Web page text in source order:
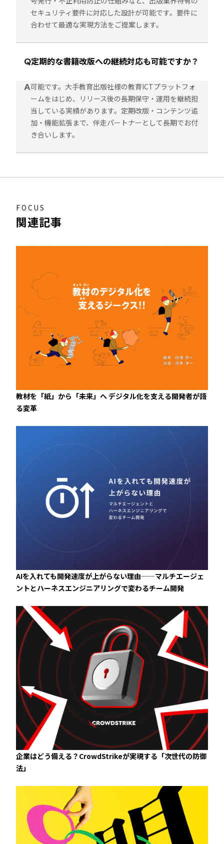
セキュリティ要件に対応した設計が可能です。要件に
合わせて最適な実現方法をご提案します。
Q定期的な書籍改版への継続対応も可能ですか？
A可能です。大手教育出版社様の教育ICTプラットフォ
ームをはじめ、リリース後の長期保守・運用を継続担
当している実績があります。定期改版・コンテンツ追
加・機能拡張まで、伴走パートナーとして長期でお付
き合いします。
FOCUS
関連記事
教材を「紙」から「未来」へ デジタル化を支える開発者が語
る変革
AIを入れても開発速度が上がらない理由——マルチエージェ
ントとハーネスエンジニアリングで変わるチーム開発
企業はどう備える？CrowdStrikeが実現する「次世代の防御
法」